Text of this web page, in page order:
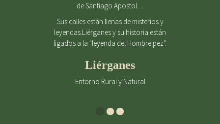
de Santiago Apostol…
Sus calles están llenas de misterios y
leyendas.Liérganes y su historia están
ligados a la "leyenda del Hombre pez".
Liérganes
Entorno Rural y Natural